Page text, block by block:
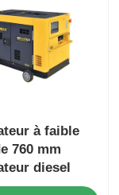
à faible
760 mm
diesel
70DB